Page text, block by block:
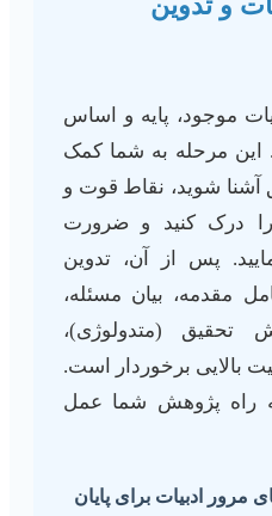
موجود، پایه و اساس
مرحله به شما کمک
آشنا شوید، نقاط قوت و
درک کنید و ضرورت
پس از آن، تدوین
مقدمه، بیان مسئله،
تحقیق (متدولوژی)،
بالایی برخوردار است.
راه پژوهش شما عمل
مرور ادبیات برای پایان